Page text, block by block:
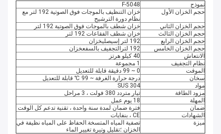
نموذج
F-5048
حجم الخزان الأول
خزان التنظيف بالموجات فوق الصوتية 192 لتر مع
نظام دورة الترشيح
حجم الخزان الثاني
خزان شطف بالموجات فوق الصوتية 192 لتر
حجم الخزان الثالث
خزان شطف الفقاعات 192 لتر
حجم الخزان الرابع
192 لتر إس يصليخزان
حجم الخزان الخامس
192 لتر التجفيف بالسفعخزان
الانتعاش
40 كيلو هرتز
نظام التجفيف
1 مجموعة
الموقت
0 ~ 99 دقيقة قابلة للتعديل
سخان
درجة حرارة الغرفة ~ 99 ℃ قابلة للتعديل
مواد
SUS 304
مزود الطاقة
تيار متردد 380 فولت ، 3 مراحل
المهلة
18 يوم عمل
ضمان
فترة ضمان لمدة سنة واحدة ، تقنية تدعم كل الوقت
الشهادات
CE ، بنفايات
ميزة
تصفية المياه المتسخة.الحفاظ على المياه نظيفة في
الخزان ؛تقليل وتيرة تغيير الماء